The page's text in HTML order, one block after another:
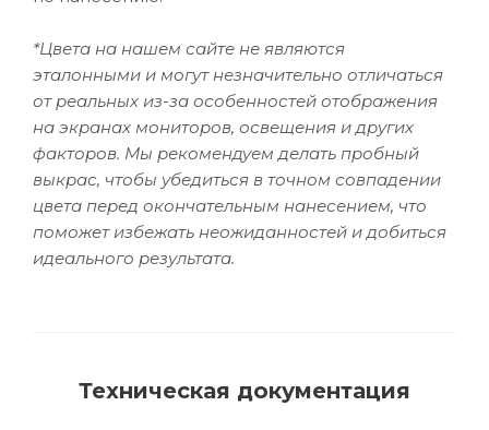
*Цвета на нашем сайте не являются
эталонными и могут незначительно отличаться
от реальных из-за особенностей отображения
на экранах мониторов, освещения и других
факторов. Мы рекомендуем делать пробный
выкрас, чтобы убедиться в точном совпадении
цвета перед окончательным нанесением, что
поможет избежать неожиданностей и добиться
идеального результата.
Техническая документация